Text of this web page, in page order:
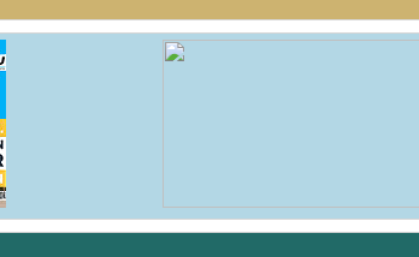
+++